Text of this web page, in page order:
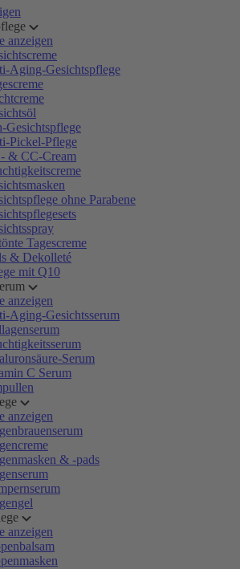
anzeigen
Aging-Gesichtspflege
Gesichtspflege
Pickel-Pflege
& CC-Cream
ohne Parabene
Tagescreme
& Dekolleté
mit Q10
anzeigen
Aging-Gesichtsserum
Serum
C Serum
anzeigen
& -pads
anzeigen